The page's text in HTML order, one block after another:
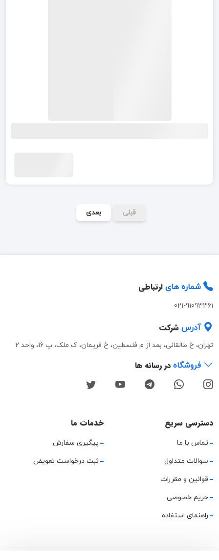
قبلی بعدی
شماره های ارتباطی
021-91093361
آدرس شرکت
تهران، خ طالقانی، بعد از م فلسطین، خ فریمان، ک ملک، پ 16، واحد 2
فروشگاه در رسانه ها
دسترسی سریع
تماس با ما
سوالات متداول
قوانین و مقررات
حریم خصوصی
راهنمای استفاده
خدمات ما
پیگیری سفارش
ثبت درخواست تعویض